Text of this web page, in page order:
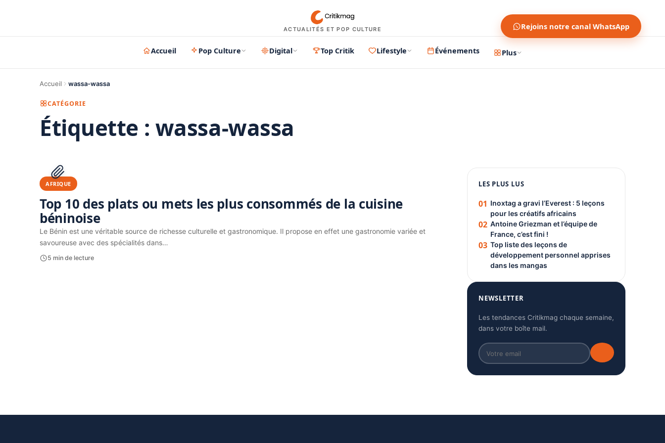
ACTUALITÉS ET POP CULTURE Rejoins notre canal WhatsApp
Accueil Pop Culture Digital Top Critik Lifestyle Événements Plus
Accueil wassa-wassa
CATÉGORIE
Étiquette : wassa-wassa
AFRIQUE
Top 10 des plats ou mets les plus consommés de la cuisine
béninoise
Le Bénin est une véritable source de richesse culturelle et gastronomique. Il propose en effet une gastronomie variée et
savoureuse avec des spécialités dans…
5 min de lecture
PUBLICITÉ
LES PLUS LUS
01 Inoxtag a gravi l’Everest : 5 leçons
pour les créatifs africains
02 Antoine Griezman et l’équipe de
France, c’est fini !
03 Top liste des leçons de
développement personnel apprises
dans les mangas
NEWSLETTER
Les tendances Critikmag chaque semaine,
dans votre boîte mail.